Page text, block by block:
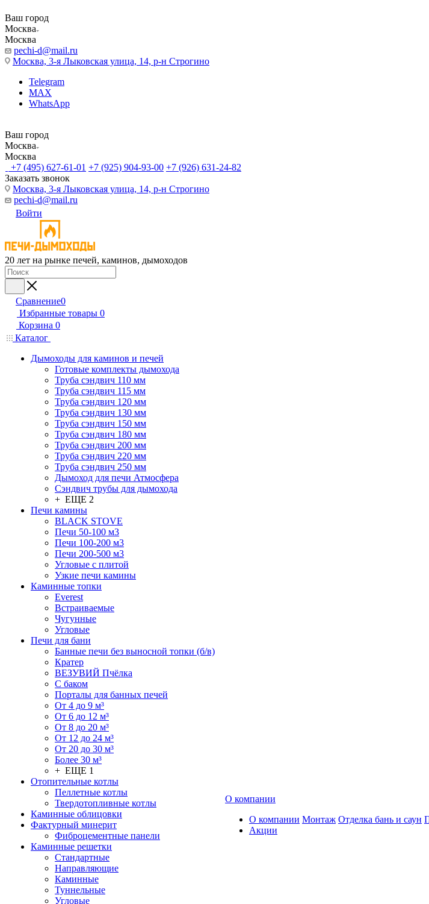
Ваш город
Москва
Москва
pechi-d@mail.ru
Москва, 3-я Лыковская улица, 14, р-н Строгино
Telegram
MAX
WhatsApp
Ваш город
Москва
Москва
+7 (495) 627-61-01 +7 (925) 904-93-00 +7 (926) 631-24-82
Заказать звонок
Москва, 3-я Лыковская улица, 14, р-н Строгино
pechi-d@mail.ru
Войти
20 лет на рынке печей, каминов, дымоходов
Сравнение0
Избранные товары 0
Корзина 0
Каталог
Дымоходы для каминов и печей
Готовые комплекты дымохода
Труба сэндвич 110 мм
Труба сэндвич 115 мм
Труба сэндвич 120 мм
Труба сэндвич 130 мм
Труба сэндвич 150 мм
Труба сэндвич 180 мм
Труба сэндвич 200 мм
Труба сэндвич 220 мм
Труба сэндвич 250 мм
Дымоход для печи Атмосфера
Сэндвич трубы для дымохода
+ ЕЩЕ 2
Печи камины
BLACK STOVE
Печи 50-100 м3
Печи 100-200 м3
Печи 200-500 м3
Угловые с плитой
Узкие печи камины
Каминные топки
Everest
Встраиваемые
Чугунные
Угловые
Печи для бани
Банные печи без выносной топки (б/в)
Кратер
ВЕЗУВИЙ Пчёлка
С баком
Порталы для банных печей
От 4 до 9 м³
От 6 до 12 м³
От 8 до 20 м³
От 12 до 24 м³
От 20 до 30 м³
Более 30 м³
+ ЕЩЕ 1
Отопительные котлы
Пеллетные котлы
Твердотопливные котлы
Каминные облицовки
Фактурный минерит
Фиброцементные панели
Каминные решетки
Стандартные
Направляющие
Каминные
Туннельные
Угловые
О компании
О компании
Акции
Монтаж Отделка бань и саун